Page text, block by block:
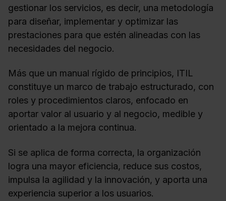
gestionar los servicios, es decir, una metodología
para diseñar, implementar y optimizar las
prestaciones para que estén alineadas con las
necesidades del negocio.
Más que un manual rígido de principios, ITIL
constituye un marco de trabajo estructurado, con
roles y procedimientos claros, enfocado en
aportar valor al usuario y al negocio, medible y
orientado a la mejora continua.
Si se aplica de forma correcta, la organización
logra una mayor eficiencia, reduce sus costos,
impulsa la agilidad y la innovación, y aporta una
experiencia superior a los usuarios.